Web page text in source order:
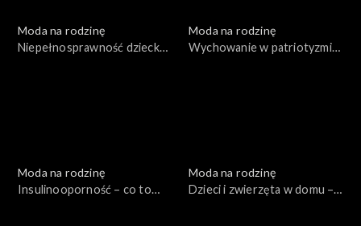
Moda na rodzinę
Niepełnosprawność dziecka
Moda na rodzinę
Wychowanie w patriotyzmie
Moda na rodzinę
Insulinooporność – co to
Moda na rodzinę
Dzieci i zwierzęta w domu –